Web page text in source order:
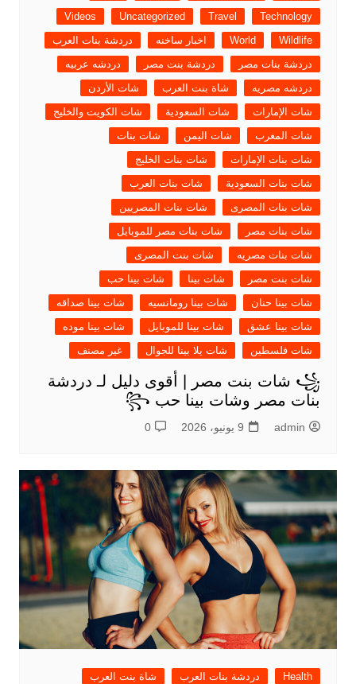
Technology
Travel
Uncategorized
Videos
Wildlife
World اخبار ساخنه
دردشة بنات العرب
دردشة بنات مصر
دردشة بنت مصر
دردشه عربيه
دردشه مصريه
شاة بنت العرب
شات الأردن
شات الإمارات
شات السعودية
شات الكويت والخليج
شات المغرب
شات اليمن
شات بنات
شات بنات الإمارات
شات بنات الخليج
شات بنات السعودية
شات بنات العرب
شات بنات المصرى
شات بنات المصريين
شات بنات مصر
شات بنات مصر للموبايل
شات بنات مصريه
شات بنت المصرى
شات بنت مصر
شات بينا
شات بينا حب
شات بينا حنان
شات بينا رومانسيه
شات بينا صداقه
شات بينا عشق
شات بينا للموبايل
شات بينا موده
شات فلسطين
شات يلا بينا للجوال غير مصنف
꧁ شات بنت مصر | أقوى دليل لـ دردشة
بنات مصر وشات بينا حب ꧂
admin 9 يونيو، 2026 0
Health دردشة بنات العرب
شاة بنت العرب